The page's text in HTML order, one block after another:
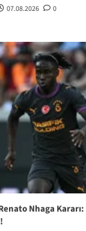
07.08.2026 0
Nhaga